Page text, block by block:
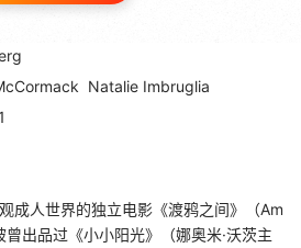
Natalie Imbruglia
人世界的独立电影《渡鸦之间》（Am
出品过《小小阳光》（娜奥米·沃茨主